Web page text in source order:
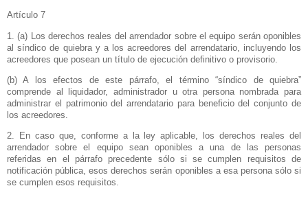
Artículo 7
1. (a) Los derechos reales del arrendador sobre el equipo serán oponibles
al síndico de quiebra y a los acreedores del arrendatario, incluyendo los
acreedores que posean un título de ejecución definitivo o provisorio.
(b) A los efectos de este párrafo, el término “síndico de quiebra”
comprende al liquidador, administrador u otra persona nombrada para
administrar el patrimonio del arrendatario para beneficio del conjunto de
los acreedores.
2. En caso que, conforme a la ley aplicable, los derechos reales del
arrendador sobre el equipo sean oponibles a una de las personas
referidas en el párrafo precedente sólo si se cumplen requisitos de
notificación pública, esos derechos serán oponibles a esa persona sólo si
se cumplen esos requisitos.